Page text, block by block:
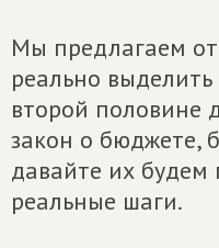
Мы предлагаем
реально
второй половине
закон о бюджете,
давайте их
реальные шаги.